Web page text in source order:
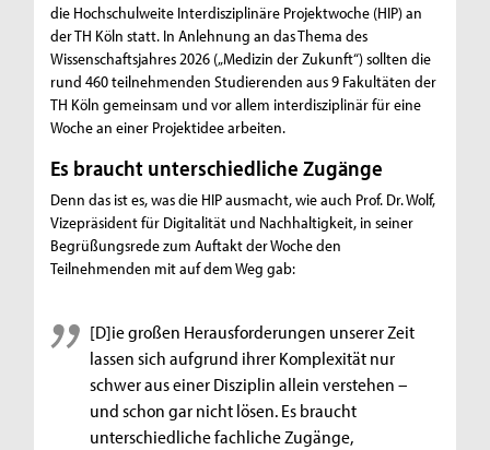
die Hochschulweite Interdisziplinäre Projektwoche (HIP) an
der TH Köln statt. In Anlehnung an das Thema des
Wissenschaftsjahres 2026 („Medizin der Zukunft“) sollten die
rund 460 teilnehmenden Studierenden aus 9 Fakultäten der
TH Köln gemeinsam und vor allem interdisziplinär für eine
Woche an einer Projektidee arbeiten.
Es braucht unterschiedliche Zugänge
Denn das ist es, was die HIP ausmacht, wie auch Prof. Dr. Wolf,
Vizepräsident für Digitalität und Nachhaltigkeit, in seiner
Begrüßungsrede zum Auftakt der Woche den
Teilnehmenden mit auf dem Weg gab:
[D]ie großen Herausforderungen unserer Zeit
lassen sich aufgrund ihrer Komplexität nur
schwer aus einer Disziplin allein verstehen –
und schon gar nicht lösen. Es braucht
unterschiedliche fachliche Zugänge,